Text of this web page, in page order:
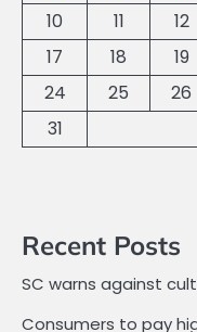
10
11 12
17
18 19
24
25 26
31
Recent Posts
SC warns against
Consumers to pay